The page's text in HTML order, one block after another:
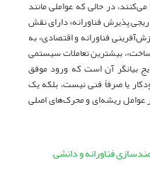
در حالی که عواملی مانند
پذیرش فناورانه» دارای نقش
فناورانه و اقتصادی» به
بیشترین تعاملات سیستمی
بیانگر آن است که ورود موفق
یا صرفاً فنی نیست، بلکه یک
عوامل ریشه‌ای و محرک‌های اصلی
فناورانه و دانشی